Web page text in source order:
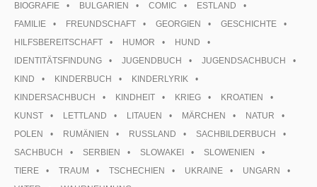
BIOGRAFIE
BULGARIEN COMIC
ESTLAND
FAMILIE
FREUNDSCHAFT GEORGIEN
GESCHICHTE
HILFSBEREITSCHAFT
HUMOR
HUND
IDENTITÄTSFINDUNG
JUGENDBUCH
JUGENDSACHBUCH
KIND
KINDERBUCH
KINDERLYRIK
KINDERSACHBUCH
KINDHEIT KRIEG
KROATIEN
KUNST
LETTLAND LITAUEN MÄRCHEN
NATUR
POLEN
RUMÄNIEN RUSSLAND
SACHBILDERBUCH
SACHBUCH
SERBIEN SLOWAKEI
SLOWENIEN
TIERE
TRAUM TSCHECHIEN UKRAINE
UNGARN